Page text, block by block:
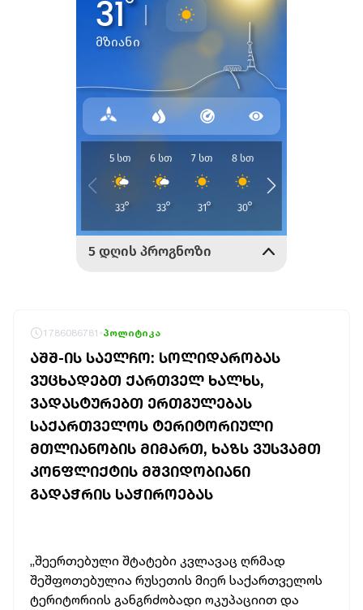
1786086781 პოლიტიკა
ᲐᲨᲨ-ᲘᲡ ᲡᲐᲔᲚᲩᲝ: ᲡᲝᲚᲘᲓᲐᲠᲝᲑᲐᲡ
ᲕᲣᲪᲮᲐᲓᲔᲑᲗ ᲥᲐᲠᲗᲕᲔᲚ ᲮᲐᲚᲮᲡ,
ᲕᲐᲓᲐᲡᲢᲣᲠᲔᲑᲗ ᲔᲠᲗᲒᲣᲚᲔᲑᲐᲡ
ᲡᲐᲥᲐᲠᲗᲕᲔᲚᲝᲡ ᲢᲔᲠᲘᲢᲝᲠᲘᲣᲚᲘ
ᲛᲗᲚᲘᲐᲜᲝᲑᲘᲡ ᲛᲘᲛᲐᲠᲗ, ᲮᲐᲖᲡ ᲕᲣᲡᲕᲐᲛᲗ
ᲙᲝᲜᲤᲚᲘᲥᲢᲘᲡ ᲛᲨᲕᲘᲓᲝᲑᲘᲐᲜᲘ
ᲒᲐᲓᲐᲭᲠᲘᲡ ᲡᲐᲭᲘᲠᲝᲔᲑᲐᲡ
„შეერთებული შტატები კვლავაც ღრმად
შეშფოთებულია რუსეთის მიერ საქართველოს
ტერიტორიის განგრძობადი ოკუპაციით და